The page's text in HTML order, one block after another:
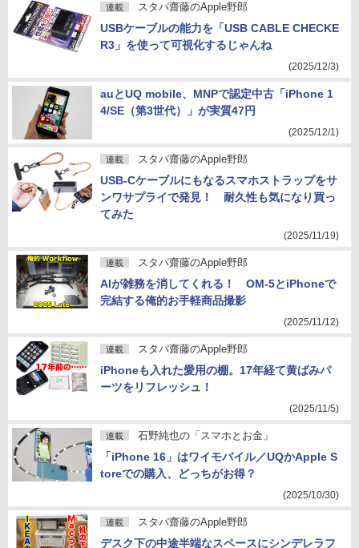
連載 スタパ齋藤のApple野郎
USBケーブルの能力を「USB CABLE CHECKE
R3」を使って可視化するじゃんね
(2025/12/3)
auとUQ mobile、MNPで認定中古「iPhone 1
4/SE（第3世代）」が実質47円
(2025/12/1)
連載 スタパ齋藤のApple野郎
USB-Cケーブルにもなるスマホストラップをサ
ンワサプライで発見！ 耐久性も気になり買っ
てみた
(2025/11/19)
連載 スタパ齋藤のApple野郎
AIが雑務を消してくれる！ OM-5とiPhoneで
完結する俺的お手軽商品撮影
(2025/11/12)
連載 スタパ齋藤のApple野郎
iPhoneも入れた愛用の棚。17年経て黄ばみパ
ーツをリフレッシュ！
(2025/11/5)
連載 石野純也の「スマホとお金」
「iPhone 16」はワイモバイル／UQかApple S
toreでの購入、どっちがお得？
(2025/10/30)
連載 スタパ齋藤のApple野郎
デスク下の中途半端なスペースにシンデレラフ